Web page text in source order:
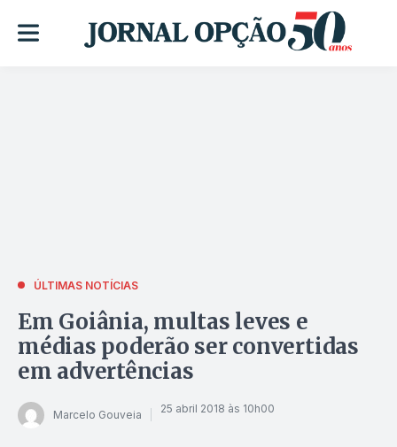
ÚLTIMAS NOTÍCIAS
Em Goiânia, multas leves e
médias poderão ser convertidas
em advertências
Marcelo Gouveia 25 abril 2018 às 10h00